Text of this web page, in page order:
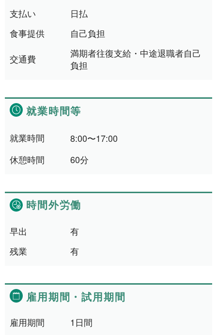
一般求人
出張求人
就業場所から探す
近畿一円
兵庫県 10件
滋賀県
京都府
奈良県
東海地方 6件
三重県
支払い
日払
食事提供
自己負担
交通費
満期者往復支給・中途退職者自己
負担
就業時間等
就業時間
8:00〜17:00
休憩時間
60分
時間外労働
早出
有
残業
有
雇用期間 ・試用期間
雇用期間
1日間